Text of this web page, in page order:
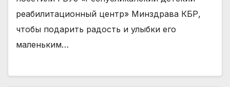
реабилитационный центр» Минздрава КБР,
чтобы подарить радость и улыбки его
маленьким…